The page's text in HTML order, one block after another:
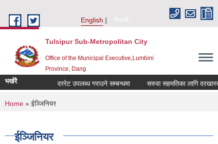
English
नेपाली
Tulsipur Sub-Metropolitan City
Office of the Municipal Executive,Lumbini
Province, Dang
भर्खरै दररेट उपलब्ध गराउने सम्बन्धमा सरुवा सहमतिका लागि दरखास्त
You are here
Home » ईञ्जिनियर
ईञ्जिनियर